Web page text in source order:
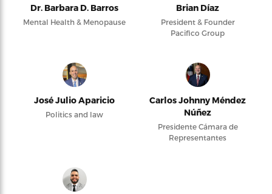
Dr. Barbara D. Barros
Mental Health & Menopause
Brian Díaz
President & Founder
Pacifico Group
José Julio Aparicio
Politics and law
Carlos Johnny Méndez
Núñez
Presidente Cámara de
Representantes